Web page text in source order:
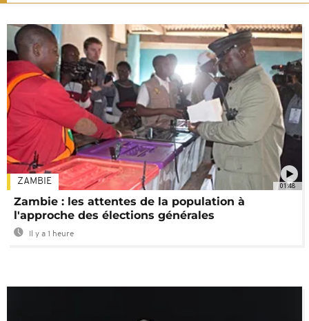
01:48
ZAMBIE
Zambie : les attentes de la population à
l'approche des élections générales
Il y a 1 heure